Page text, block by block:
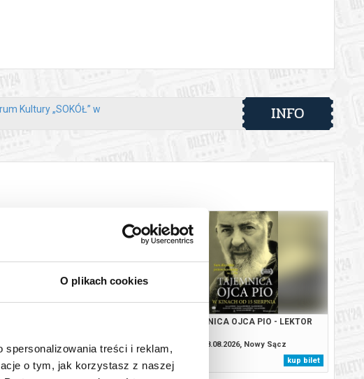
O plikach cookies
spersonalizowania treści i reklam,
o tym, jak korzystasz z naszej
Kultury „SOKÓŁ” w
INFO
08.08.2026, Nowy Sącz
TAJEMNICA OJCA PIO - LEKTOR
08.08.2026, Nowy Sącz
kup bilet